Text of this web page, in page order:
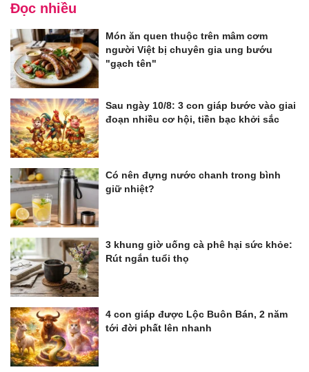
Đọc nhiều
Món ăn quen thuộc trên mâm cơm
người Việt bị chuyên gia ung bướu
"gạch tên"
Sau ngày 10/8: 3 con giáp bước vào giai
đoạn nhiều cơ hội, tiền bạc khởi sắc
Có nên đựng nước chanh trong bình
giữ nhiệt?
3 khung giờ uống cà phê hại sức khỏe:
Rút ngắn tuổi thọ
4 con giáp được Lộc Buôn Bán, 2 năm
tới đời phất lên nhanh